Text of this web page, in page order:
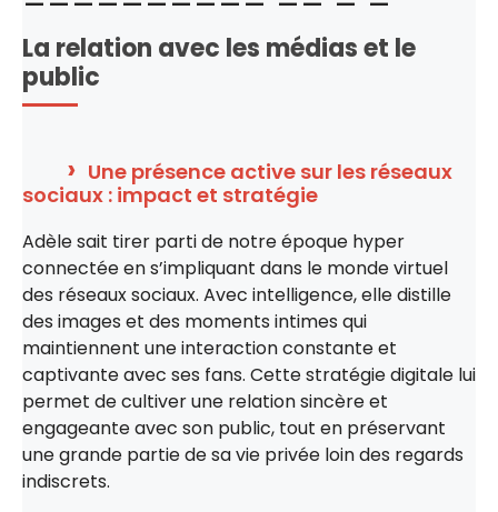
La relation avec les médias et le
public
Une présence active sur les réseaux
sociaux : impact et stratégie
Adèle sait tirer parti de notre époque hyper
connectée en s’impliquant dans le monde virtuel
des réseaux sociaux. Avec intelligence, elle distille
des images et des moments intimes qui
maintiennent une interaction constante et
captivante avec ses fans. Cette stratégie digitale lui
permet de cultiver une relation sincère et
engageante avec son public, tout en préservant
une grande partie de sa vie privée loin des regards
indiscrets.